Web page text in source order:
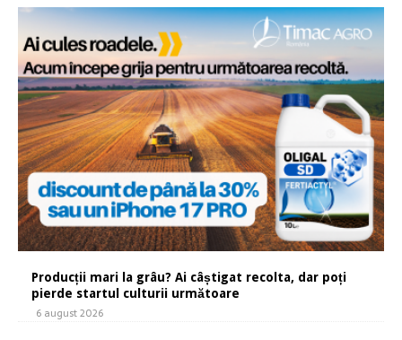
Producții mari la grâu? Ai câștigat recolta, dar poți
pierde startul culturii următoare
6 august 2026